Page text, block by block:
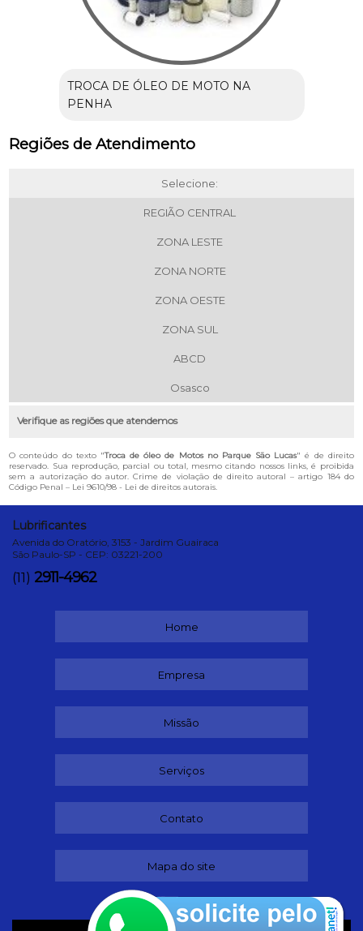
TROCA DE ÓLEO DE MOTO NA
PENHA
Regiões de Atendimento
Selecione:
REGIÃO CENTRAL
ZONA LESTE
ZONA NORTE
ZONA OESTE
ZONA SUL
ABCD
Osasco
Verifique as regiões que atendemos
O conteúdo do texto "Troca de óleo de Motos no Parque São Lucas" é de direito
reservado. Sua reprodução, parcial ou total, mesmo citando nossos links, é proibida
sem a autorização do autor. Crime de violação de direito autoral – artigo 184 do
Código Penal – Lei 9610/98 - Lei de direitos autorais.
Lubrificantes
Avenida do Oratório, 3153 - Jardim Guairaca
São Paulo-SP - CEP: 03221-200
(11) 2911-4962
Home
Empresa
Missão
Serviços
Contato
Mapa do site